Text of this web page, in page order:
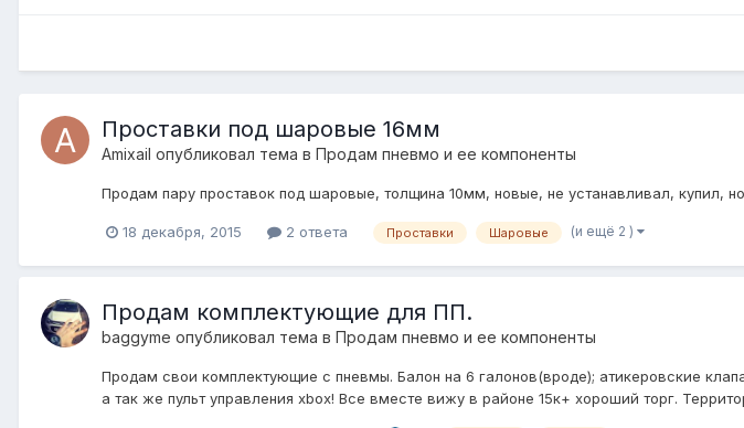
Проставки под шаровые 16мм
Amixail опубликовал тема в Продам пневмо и ее компоненты
Продам пару проставок под шаровые, толщина 10мм, новые, не устанавливал, купил,
18 декабря, 2015 2 ответа Проставки Шаровые (и ещё 2 )
Продам комплектующие для ПП.
baggyme опубликовал тема в Продам пневмо и ее компоненты
Продам свои комплектующие с пневмы. Балон на 6 галонов(вроде); атикеровские
а так же пульт управления xbox! Все вместе вижу в районе 15к+ хороший торг.